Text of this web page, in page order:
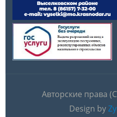
Авторские права
Design by